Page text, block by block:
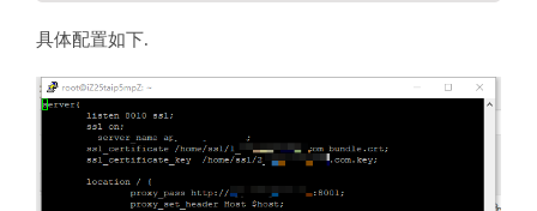
具体配置如下.